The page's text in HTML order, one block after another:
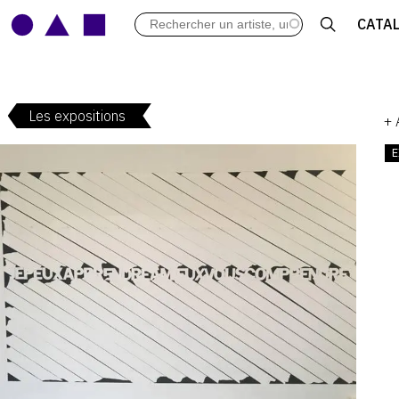
ARCHIVES DES EXPOSITIONS
Les expositions +